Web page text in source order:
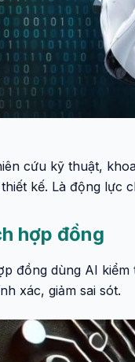
cứu kỹ thuật,
kế. Là động lực
hợp đồng
đồng dùng AI
xác, giảm sai sót.